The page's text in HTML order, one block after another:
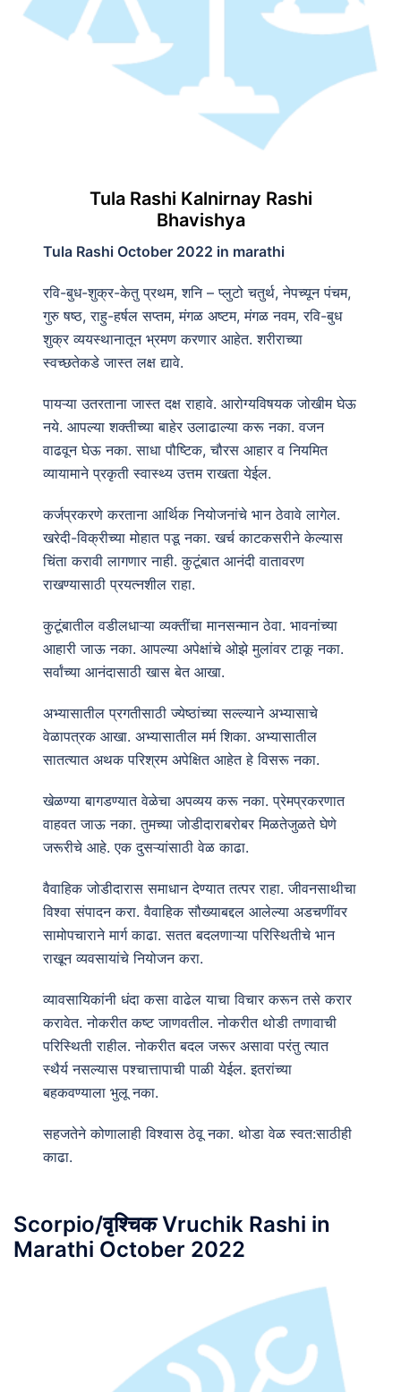
Tula Rashi Kalnirnay Rashi
Bhavishya
Tula Rashi October 2022 in marathi
रवि-बुध-शुक्र-केतु प्रथम, शनि – प्लुटो चतुर्थ, नेपच्यून पंचम,
गुरु षष्ठ, राहु-हर्षल सप्तम, मंगळ अष्टम, मंगळ नवम, रवि-बुध
शुक्र व्ययस्थानातून भ्रमण करणार आहेत. शरीराच्या
स्वच्छतेकडे जास्त लक्ष द्यावे.
पायऱ्या उतरताना जास्त दक्ष राहावे. आरोग्यविषयक जोखीम घेऊ
नये. आपल्या शक्तीच्या बाहेर उलाढाल्या करू नका. वजन
वाढवून घेऊ नका. साधा पौष्टिक, चौरस आहार व नियमित
व्यायामाने प्रकृती स्वास्थ्य उत्तम राखता येईल.
कर्जप्रकरणे करताना आर्थिक नियोजनांचे भान ठेवावे लागेल.
खरेदी-विक्रीच्या मोहात पडू नका. खर्च काटकसरीने केल्यास
चिंता करावी लागणार नाही. कुटूंबात आनंदी वातावरण
राखण्यासाठी प्रयत्नशील राहा.
कुटूंबातील वडीलधाऱ्या व्यक्तींचा मानसन्मान ठेवा. भावनांच्या
आहारी जाऊ नका. आपल्या अपेक्षांचे ओझे मुलांवर टाकू नका.
सर्वांच्या आनंदासाठी खास बेत आखा.
अभ्यासातील प्रगतीसाठी ज्येष्ठांच्या सल्ल्याने अभ्यासाचे
वेळापत्रक आखा. अभ्यासातील मर्म शिका. अभ्यासातील
सातत्यात अथक परिश्रम अपेक्षित आहेत हे विसरू नका.
खेळण्या बागडण्यात वेळेचा अपव्यय करू नका. प्रेमप्रकरणात
वाहवत जाऊ नका. तुमच्या जोडीदाराबरोबर मिळतेजुळते घेणे
जरूरीचे आहे. एक दुसऱ्यांसाठी वेळ काढा.
वैवाहिक जोडीदारास समाधान देण्यात तत्पर राहा. जीवनसाथीचा
विश्वा संपादन करा. वैवाहिक सौख्याबद्दल आलेल्या अडचणींवर
सामोपचाराने मार्ग काढा. सतत बदलणाऱ्या परिस्थितीचे भान
राखून व्यवसायांचे नियोजन करा.
व्यावसायिकांनी धंदा कसा वाढेल याचा विचार करून तसे करार
करावेत. नोकरीत कष्ट जाणवतील. नोकरीत थोडी तणावाची
परिस्थिती राहील. नोकरीत बदल जरूर असावा परंतु त्यात
स्थैर्य नसल्यास पश्चात्तापाची पाळी येईल. इतरांच्या
बहकवण्याला भुलू नका.
सहजतेने कोणालाही विश्वास ठेवू नका. थोडा वेळ स्वत:साठीही
काढा.
Scorpio/वृश्चिक Vruchik Rashi in
Marathi October 2022